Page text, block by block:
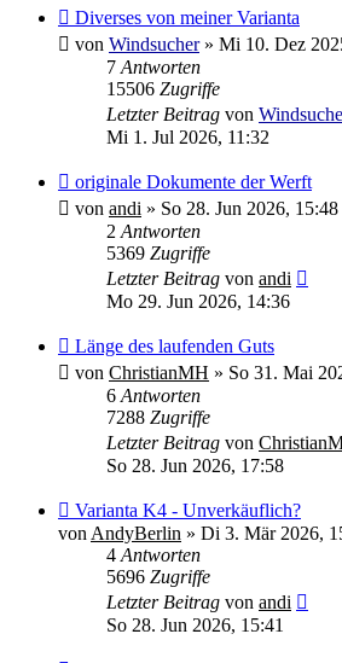
Neuer
Beitrag
Diverses von meiner Varianta
von Windsucher» Mi 10. Dez
7 Antworten
15506 Zugriffe
Letzter Beitrag von
Mi 1. Jul 2026, 11:32
Neuer
Beitrag
originale Dokumente der Werft
von andi » So 28. Jun 2026, 15:48
2 Antworten
5369 Zugriffe
Letzter Beitrag von andi
Mo 29. Jun 2026, 14:36
Neuer
Beitrag
Länge des laufenden Guts
von ChristianMH » So 31. Mai
6 Antworten
7288 Zugriffe
Letzter Beitrag von
So 28. Jun 2026, 17:58
Neuer
Beitrag
Varianta K4 - Unverkäuflich?
von AndyBerlin » Di 3. Mär 2026,
4 Antworten
5696 Zugriffe
Letzter Beitrag von andi
So 28. Jun 2026, 15:41